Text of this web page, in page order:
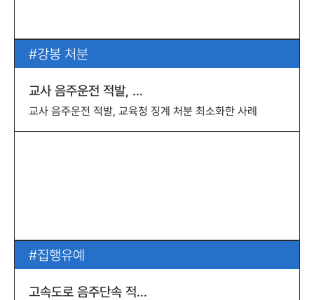
강봉 처분
교사 음주운전 적발, …
교사 음주운전 적발, 교육청 징계 처분 최소화한 사례
집행유예
고속도로 음주단속 적…